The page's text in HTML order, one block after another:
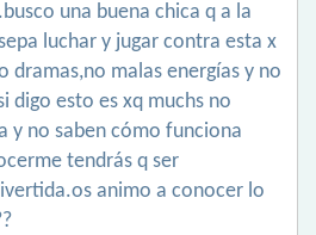
una buena chica q a la
luchar y jugar contra esta x
dramas,no malas energías y no
digo esto es xq muchs no
y no saben cómo funciona
tendrás q ser
animo a conocer lo